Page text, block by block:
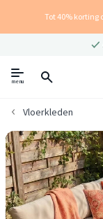
Tot 40% korting
menu
Vloerkleden